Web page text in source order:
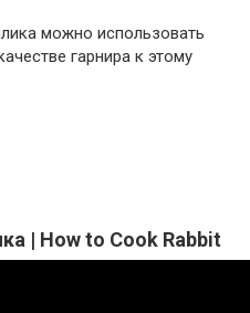
можно использовать
гарнира к этому
| How to Cook Rabbit